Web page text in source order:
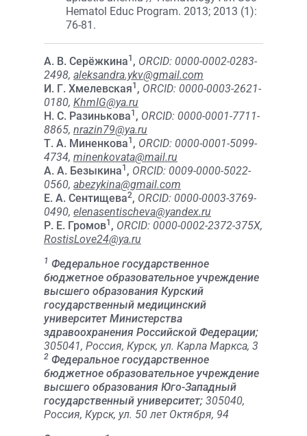
Hematol Educ Program. 2013; 2013 (1):
76-81.
А. В. Серёжкина1 , ORCID: 0000-0002-0283-
2498, aleksandra.ykv@gmail.com
И. Г. Хмелевская1 , ORCID: 0000-0003-2621-
0180, KhmIG@ya.ru
Н. С. Разинькова1 , ORCID: 0000-0001-7711-
8865, nrazin79@ya.ru
Т. А. Миненкова1 , ORCID: 0000-0001-5099-
4734, minenkovata@mail.ru
А. А. Безыкина1 , ORCID: 0009-0000-5022-
0560, abezykina@gmail.com
Е. А. Сентищева2, ORCID: 0000-0003-3769-
0490, elenasentischeva@yandex.ru
Р. Е. Громов1 , ORCID: 0000-0002-2372-375X,
RostisLove24@ya.ru
1 Федеральное государственное
бюджетное образовательное учреждение
высшего образования Курский
государственный медицинский
университет Министерства
здравоохранения Российской Федерации;
305041, Россия, Курск, ул. Карла Маркса, 3
2 Федеральное государственное
бюджетное образовательное учреждение
высшего образования Юго-Западный
государственный университет; 305040,
Россия, Курск, ул. 50 лет Октября, 94